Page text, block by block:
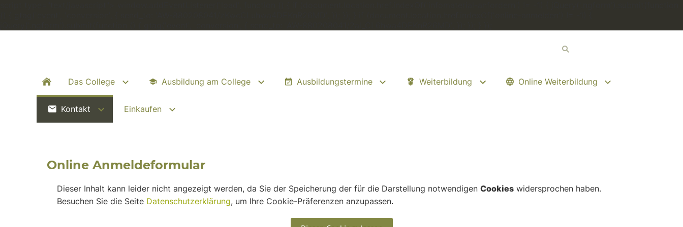
Das College Ausbildung am College Ausbildungstermine Weiterbildung Online Weiterbildung
Kontakt Einkaufen
Online Anmeldeformular
Dieser Inhalt kann leider nicht angezeigt werden, da Sie der Speicherung der für die Darstellung notwendigen Cookies widersprochen haben.
Besuchen Sie die Seite Datenschutzerklärung, um Ihre Cookie-Präferenzen anzupassen.